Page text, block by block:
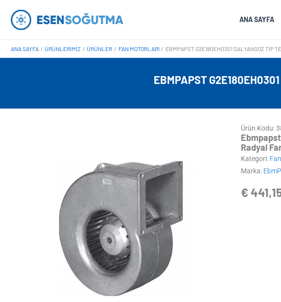
atla
ANA SAYFA
ANA SAYFA ÜRÜNLERIMIZ ÜRÜNLER FAN MOTORLARI EBMPAPST G2E180EH0301 SALYANGOZ TIP
EBMPAPST
Ürün Kodu:
Radyal
Kategori:
Marka:
€